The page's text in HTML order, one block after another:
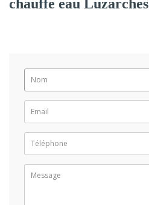
chauffe eau Luzarches